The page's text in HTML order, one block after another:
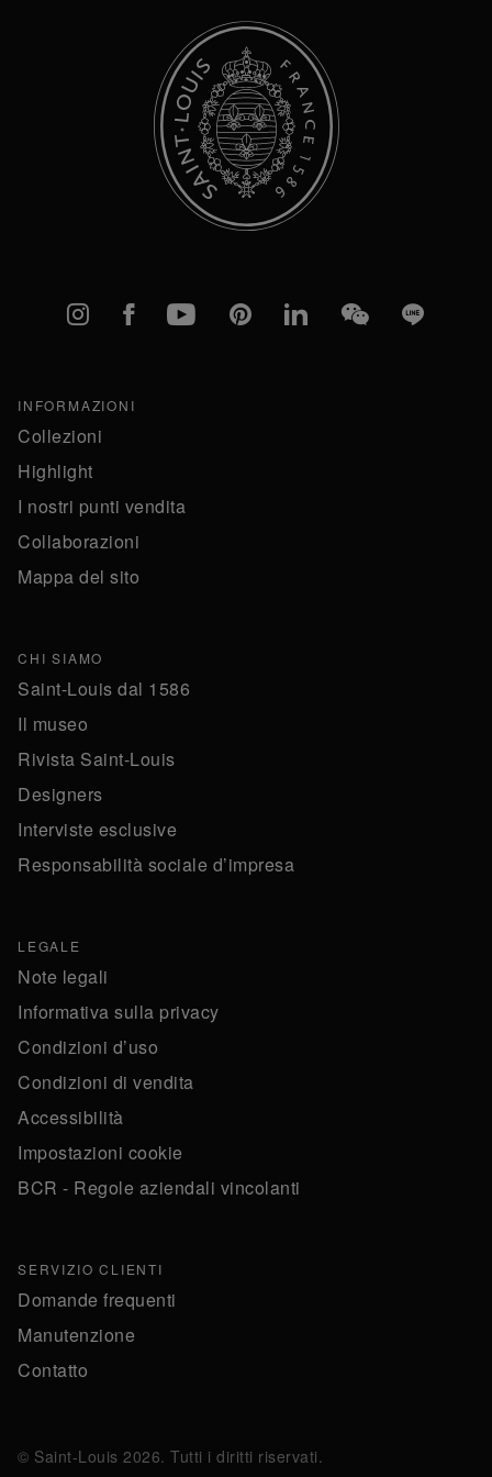
Instagram
FacebookYouTubePinterestlinkedInWeChatLine
INFORMAZIONI
Collezioni
Highlight
I nostri punti vendita
Collaborazioni
Mappa del sito
CHI SIAMO
Saint-Louis dal 1586
Il museo
Rivista Saint-Louis
Designers
Interviste esclusive
Responsabilità sociale d’impresa
LEGALE
Note legali
Informativa sulla privacy
Condizioni d’uso
Condizioni di vendita
Accessibilità
Impostazioni cookie
BCR - Regole aziendali vincolanti
SERVIZIO CLIENTI
Domande frequenti
Manutenzione
Contatto
© Saint-Louis 2026. Tutti i diritti riservati.